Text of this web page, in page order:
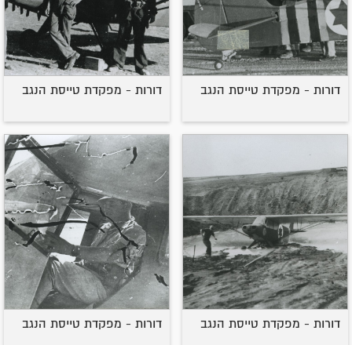
דורות - מפקדת טייסת הנגב דורות - מפקדת טייסת הנגב
דורות - מפקדת טייסת הנגב דורות - מפקדת טייסת הנגב